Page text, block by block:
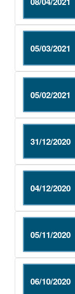
05/03/2021
05/02/2021
31/12/2020
04/12/2020
05/11/2020
06/10/2020